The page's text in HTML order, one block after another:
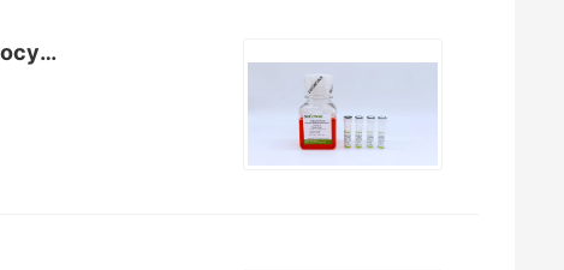
人肝细胞类器官分化试剂盒（无血清） Human Hepatocyte Organoid Differentia...